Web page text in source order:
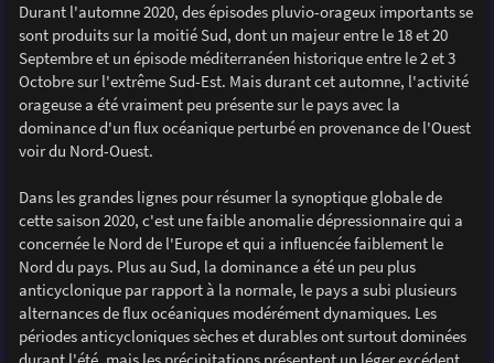
Durant l'automne 2020, des épisodes pluvio-orageux importants se
sont produits sur la moitié Sud, dont un majeur entre le 18 et 20
Septembre et un épisode méditerranéen historique entre le 2 et 3
Octobre sur l'extrême Sud-Est. Mais durant cet automne, l'activité
orageuse a été vraiment peu présente sur le pays avec la
dominance d'un flux océanique perturbé en provenance de l'Ouest
voir du Nord-Ouest.
Dans les grandes lignes pour résumer la synoptique globale de
cette saison 2020, c'est une faible anomalie dépressionnaire qui a
concernée le Nord de l'Europe et qui a influencée faiblement le
Nord du pays. Plus au Sud, la dominance a été un peu plus
anticyclonique par rapport à la normale, le pays a subi plusieurs
alternances de flux océaniques modérément dynamiques. Les
périodes anticycloniques sèches et durables ont surtout dominées